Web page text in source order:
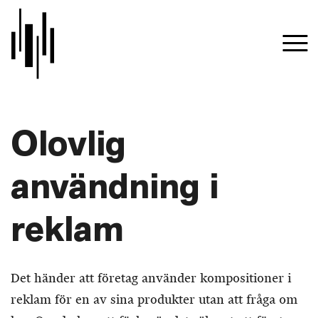
Olovlig
användning i
reklam
Det händer att företag använder kompositioner i
reklam för en av sina produkter utan att fråga om